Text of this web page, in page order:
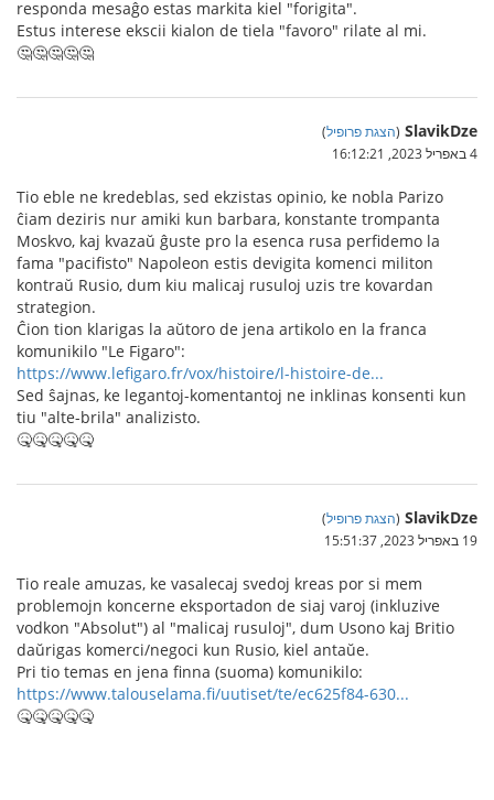
responda mesaĝo estas markita kiel "forigita".
Estus interese ekscii kialon de tiela "favoro" rilate al mi.
🤔🤔🤔🤔🤔
SlavikDze
(הצגת פרופיל)
4 באפריל 2023, 16:12:21
Tio eble ne kredeblas, sed ekzistas opinio, ke nobla Parizo
ĉiam deziris nur amiki kun barbara, konstante trompanta
Moskvo, kaj kvazaŭ ĝuste pro la esenca rusa perfidemo la
fama "pacifisto" Napoleon estis devigita komenci militon
kontraŭ Rusio, dum kiu malicaj rusuloj uzis tre kovardan
strategion.
Ĉion tion klarigas la aŭtoro de jena artikolo en la franca
komunikilo "Le Figaro":
https://www.lefigaro.fr/vox/histoire/l-histoire-de...
Sed ŝajnas, ke legantoj-komentantoj ne inklinas konsenti kun
tiu "alte-brila" analizisto.
🤒🤒🤒🤒🤒
SlavikDze
(הצגת פרופיל)
19 באפריל 2023, 15:51:37
Tio reale amuzas, ke vasalecaj svedoj kreas por si mem
problemojn koncerne eksportadon de siaj varoj (inkluzive
vodkon "Absolut") al "malicaj rusuloj", dum Usono kaj Britio
daŭrigas komerci/negoci kun Rusio, kiel antaŭe.
Pri tio temas en jena finna (suoma) komunikilo:
https://www.talouselama.fi/uutiset/te/ec625f84-630...
🤒🤒🤒🤒🤒